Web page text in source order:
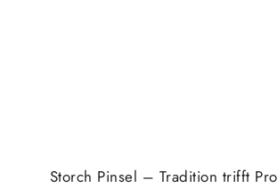
Storch Pinsel – Tradition trifft